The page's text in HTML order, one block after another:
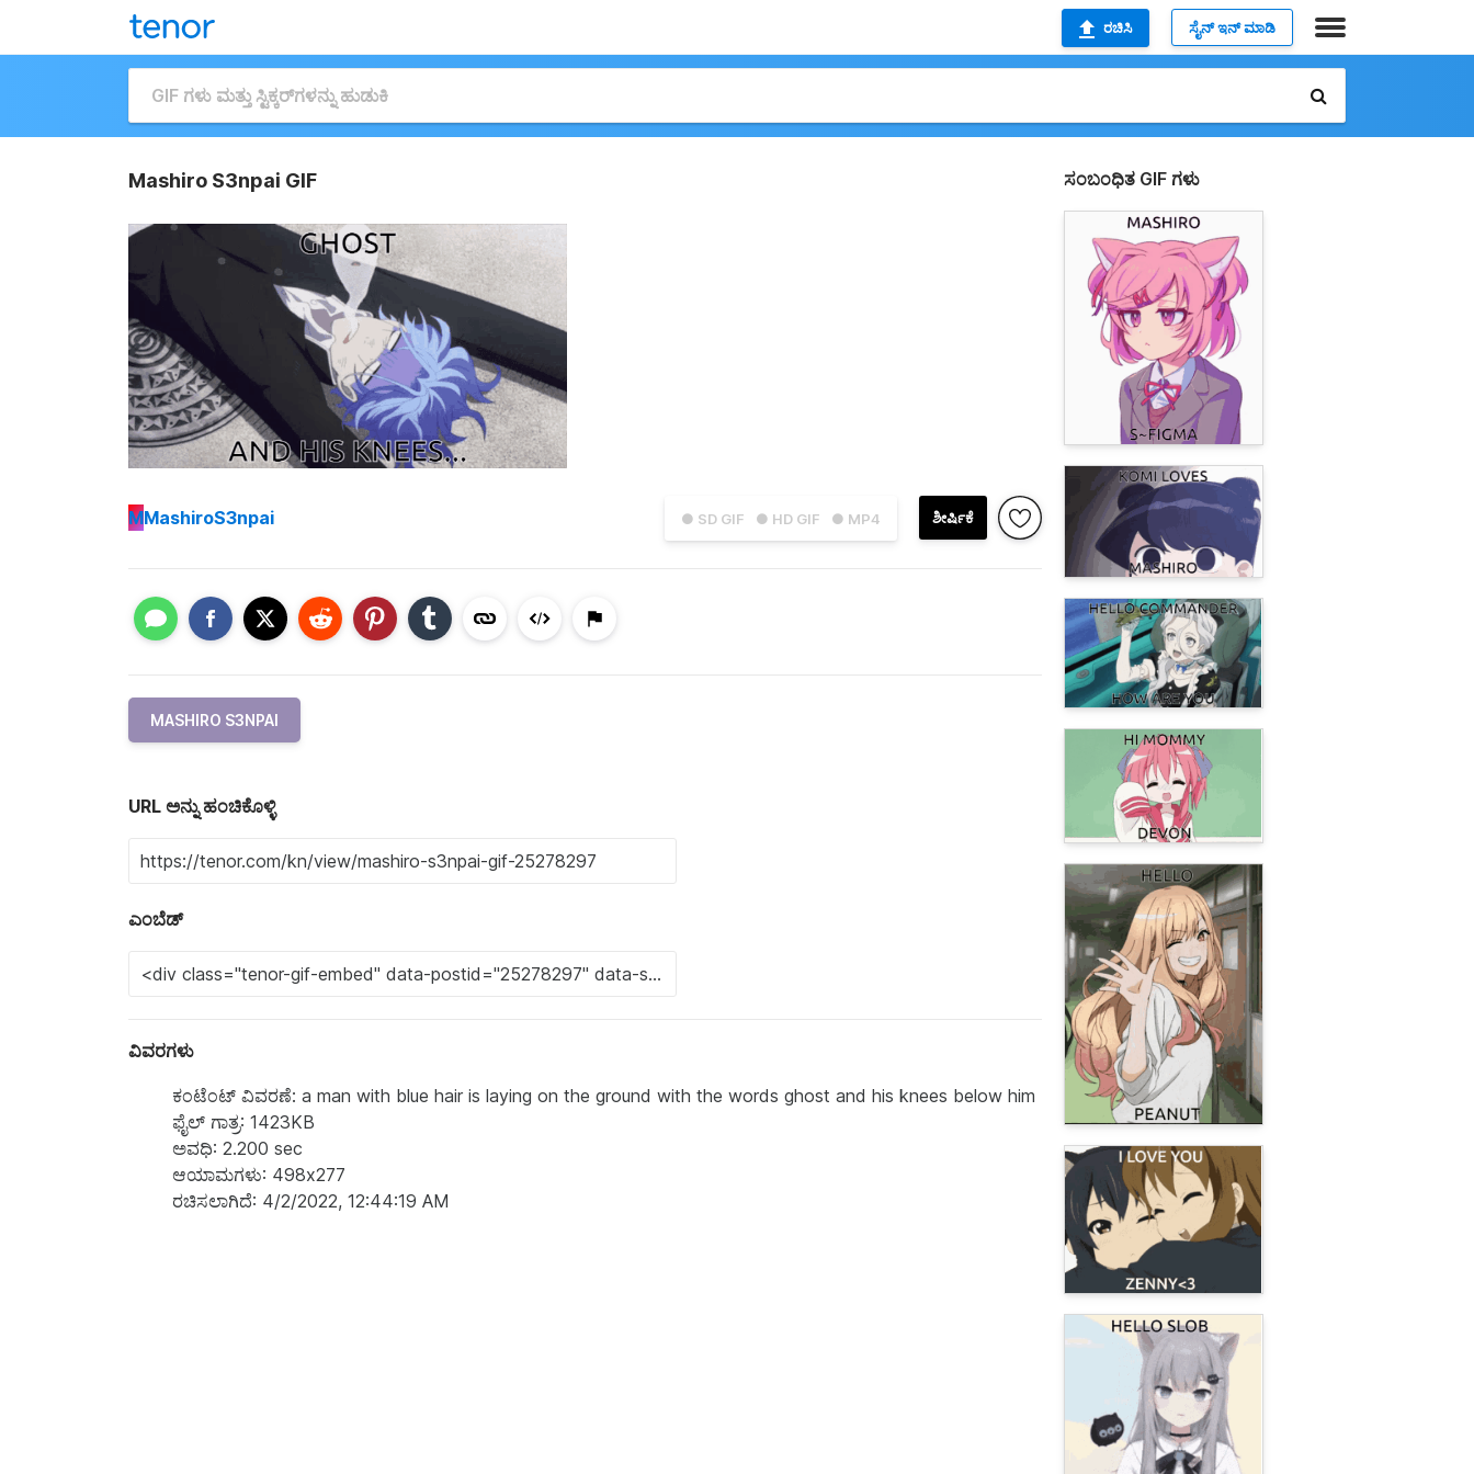
ರಚಿಸಿ ಸೈನ್ ಇನ್ ಮಾಡಿ
Mashiro S3npai GIF
● SD GIF ● HD GIF ● MP4 ಶೀರ್ಷಿಕೆ
MMashiroS3npai
MASHIRO S3NPAI
URL ಅನ್ನು ಹಂಚಿಕೊಳ್ಳಿ
ಎಂಬೆಡ್
ವಿವರಗಳು
ಕಂಟೆಂಟ್‌ ವಿವರಣೆ: a man with blue hair is laying on the ground with the words ghost and his knees below him
ಫೈಲ್ ಗಾತ್ರ: 1423KB
ಅವಧಿ: 2.200 sec
ಆಯಾಮಗಳು: 498x277
ರಚಿಸಲಾಗಿದೆ: 4/2/2022, 12:44:19 AM
ಸಂಬಂಧಿತ GIF ಗಳು